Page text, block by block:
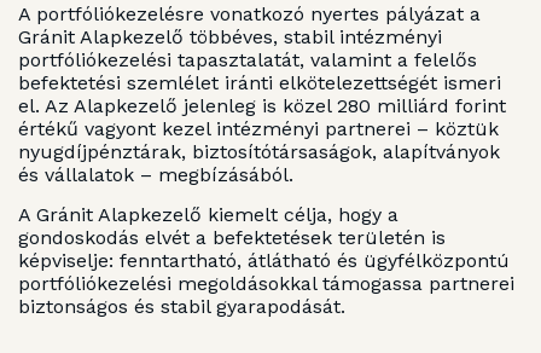
A portfóliókezelésre vonatkozó nyertes pályázat a
Gránit Alapkezelő többéves, stabil intézményi
portfóliókezelési tapasztalatát, valamint a felelős
befektetési szemlélet iránti elkötelezettségét ismeri
el. Az Alapkezelő jelenleg is közel 280 milliárd forint
értékű vagyont kezel intézményi partnerei – köztük
nyugdíjpénztárak, biztosítótársaságok, alapítványok
és vállalatok – megbízásából.
A Gránit Alapkezelő kiemelt célja, hogy a
gondoskodás elvét a befektetések területén is
képviselje: fenntartható, átlátható és ügyfélközpontú
portfóliókezelési megoldásokkal támogassa partnerei
biztonságos és stabil gyarapodását.